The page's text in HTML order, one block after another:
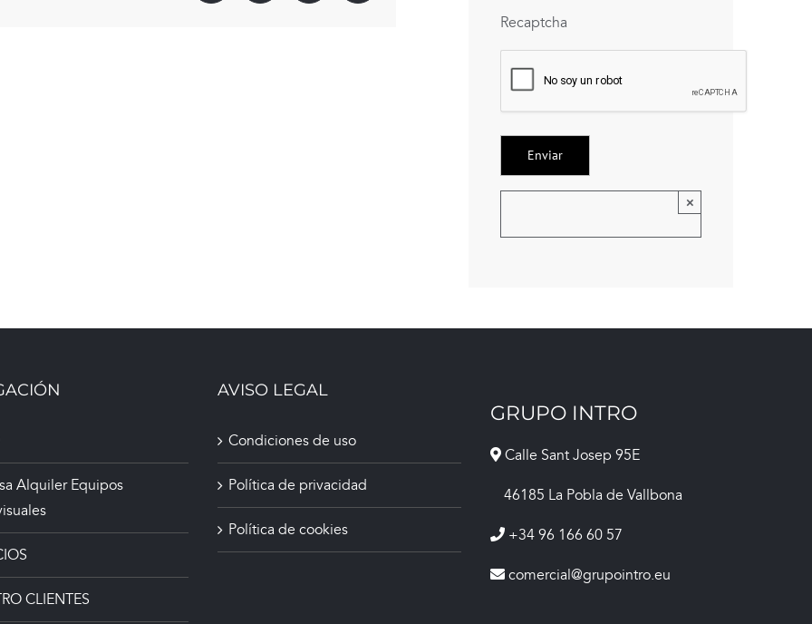
Recaptcha
×
Alquiler Equipos
CLIENTES
AVISO LEGAL
Condiciones de uso
Política de privacidad
Política de cookies
GRUPO INTRO
Calle Sant Josep 95E
46185 La Pobla de Vallbona
+34 96 166 60 57
comercial@grupointro.eu